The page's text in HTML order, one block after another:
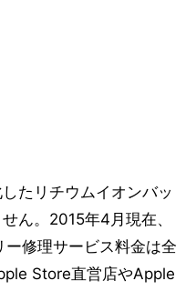
たリチウムイオンバッ
ん。2015年4月現在、
修理サービス料金は全
Store直営店やApple